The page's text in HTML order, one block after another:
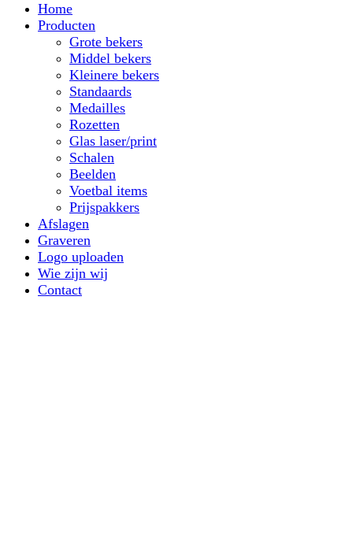
Home
Producten
Grote bekers
Middel bekers
Kleinere bekers
Standaards
Medailles
Rozetten
Glas laser/print
Schalen
Beelden
Voetbal items
Prijspakkers
Afslagen
Graveren
Logo uploaden
Wie zijn wij
Contact